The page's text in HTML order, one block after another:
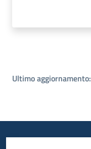
Ultimo aggiornamento: